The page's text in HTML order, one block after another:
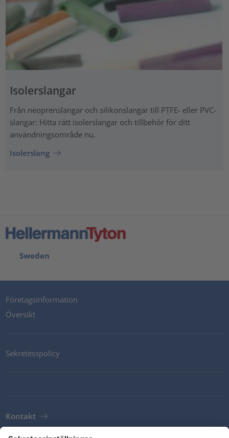
Isolerslangar
Från neoprenslangar och silikonslangar till PTFE- eller PVC-
slangar: Hitta rätt isolerslangar och tillbehör för ditt
användningsområde nu.
Isolerslang
Sweden
Företagsinformation
Översikt
Sekretesspolicy
Kontakt